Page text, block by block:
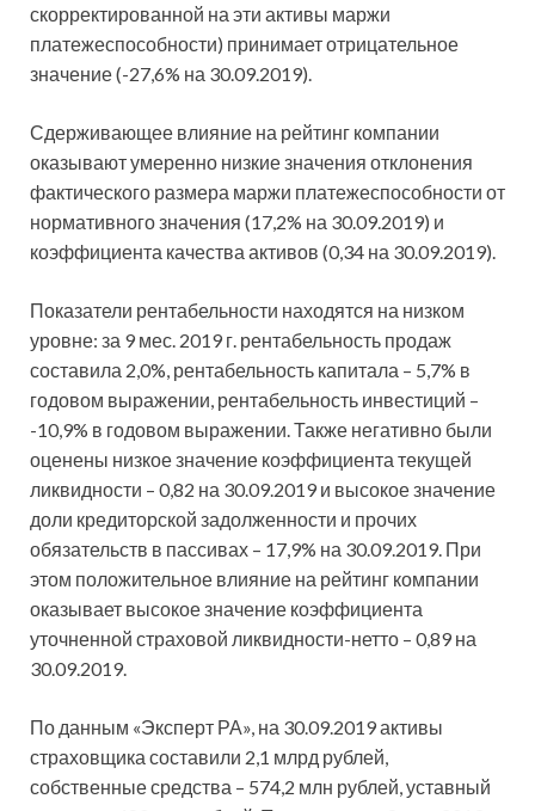
скорректированной на эти активы маржи
платежеспособности) принимает отрицательное
значение (-27,6% на 30.09.2019).
Сдерживающее влияние на рейтинг компании
оказывают умеренно низкие значения отклонения
фактического размера маржи платежеспособности от
нормативного значения (17,2% на 30.09.2019) и
коэффициента качества активов (0,34 на 30.09.2019).
Показатели рентабельности находятся на низком
уровне: за 9 мес. 2019 г. рентабельность продаж
составила 2,0%, рентабельность капитала – 5,7% в
годовом выражении, рентабельность инвестиций –
-10,9% в годовом выражении. Также негативно были
оценены низкое значение коэффициента текущей
ликвидности – 0,82 на 30.09.2019 и высокое значение
доли кредиторской задолженности и прочих
обязательств в пассивах – 17,9% на 30.09.2019. При
этом положительное влияние на рейтинг компании
оказывает высокое значение коэффициента
уточненной страховой ликвидности-нетто – 0,89 на
30.09.2019.
По данным «Эксперт РА», на 30.09.2019 активы
страховщика составили 2,1 млрд рублей,
собственные средства – 574,2 млн рублей, уставный